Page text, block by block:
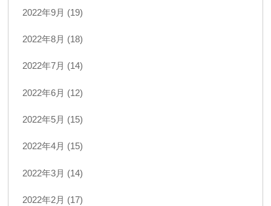
2022年9月 (19)
2022年8月 (18)
2022年7月 (14)
2022年6月 (12)
2022年5月 (15)
2022年4月 (15)
2022年3月 (14)
2022年2月 (17)